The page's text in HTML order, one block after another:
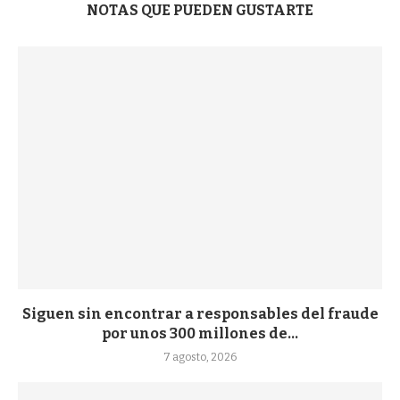
NOTAS QUE PUEDEN GUSTARTE
Siguen sin encontrar a responsables del fraude
por unos 300 millones de...
7 agosto, 2026